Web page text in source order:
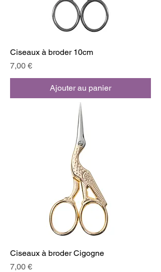
Ciseaux à broder 10cm
Prix
7,00 €
Ajouter au panier
Ciseaux à broder Cigogne
Prix
7,00 €